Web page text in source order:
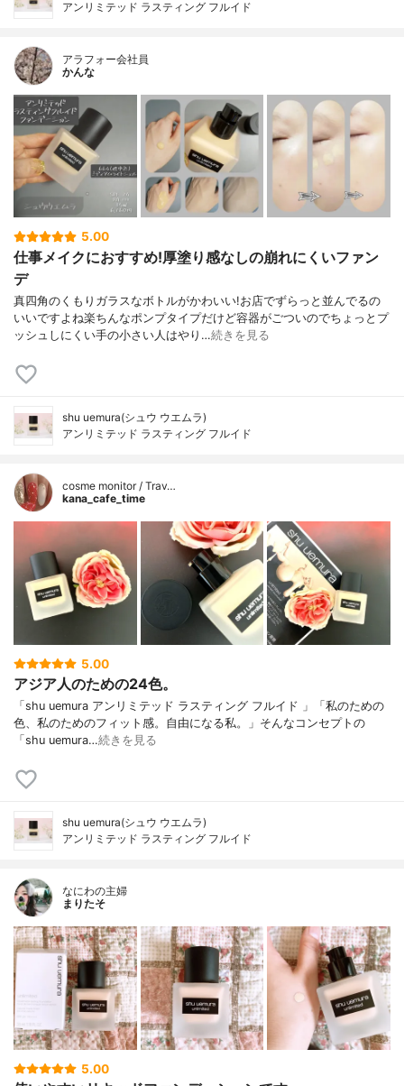
アンリミテッド ラスティング フルイド
アラフォー会社員
かんな
5.00
仕事メイクにおすすめ!厚塗り感なしの崩れにくいファン
デ
真四角のくもりガラスなボトルがかわいい!お店でずらっと並んでるの
いいですよね楽ちんなポンプタイプだけど容器がごついのでちょっとプ
ッシュしにくい手の小さい人はやり…続きを見る
shu uemura(シュウ ウエムラ)
アンリミテッド ラスティング フルイド
cosme monitor / Trav…
kana_cafe_time
5.00
アジア人のための24色。
「shu uemura アンリミテッド ラスティング フルイド 」「私のための
色、私のためのフィット感。自由になる私。」そんなコンセプトの
「shu uemura…続きを見る
shu uemura(シュウ ウエムラ)
アンリミテッド ラスティング フルイド
なにわの主婦
まりたそ
5.00